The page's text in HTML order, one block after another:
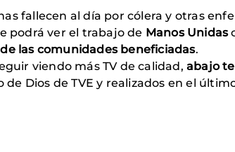
fallecen al día por cólera y otras
podrá ver el trabajo de Manos Unidas
las comunidades beneficiadas.
viendo más TV de calidad, abajo
Dios de TVE y realizados en el